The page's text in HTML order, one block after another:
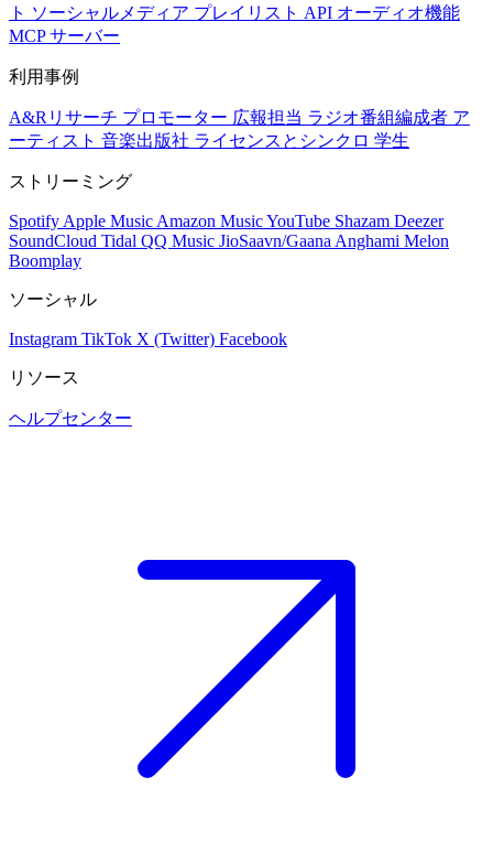
ト ソーシャルメディア プレイリスト API オーディオ機能
MCP サーバー
利用事例
A&Rリサーチ プロモーター 広報担当 ラジオ番組編成者 ア
ーティスト 音楽出版社 ライセンスとシンクロ 学生
ストリーミング
Spotify Apple Music Amazon MusicYouTube Shazam Deezer
SoundCloud Tidal QQ Music JioSaavn/Gaana Anghami Melon
Boomplay
ソーシャル
Instagram TikTok X (Twitter) Facebook
リソース
ヘルプセンター